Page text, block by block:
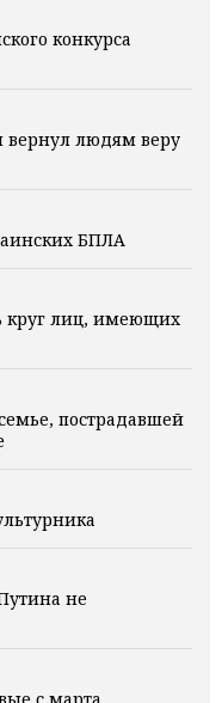
конкурса
вернул людям веру
БПЛА
круг лиц, имеющих
пострадавшей
не
с марта